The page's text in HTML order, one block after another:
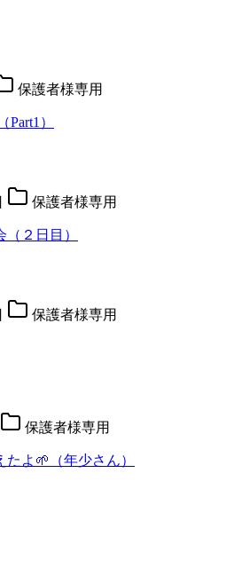
保護者様専用
）
保護者様専用
２日目）
保護者様専用
保護者様専用
よ🌱（年少さん）